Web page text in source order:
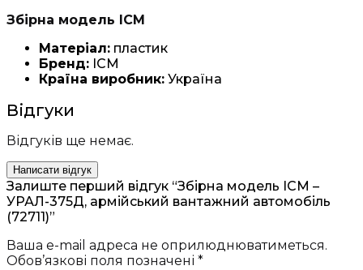
Збірна модель ICM
Матеріал: пластик
Бренд: ICM
Країна виробник: Україна
Відгуки
Відгуків ще немає.
Написати відгук
Залиште перший відгук “Збірна модель ICM –
УРАЛ-375Д, армійський вантажний автомобіль
(72711)”
Ваша e-mail адреса не оприлюднюватиметься.
Обов’язкові поля позначені *